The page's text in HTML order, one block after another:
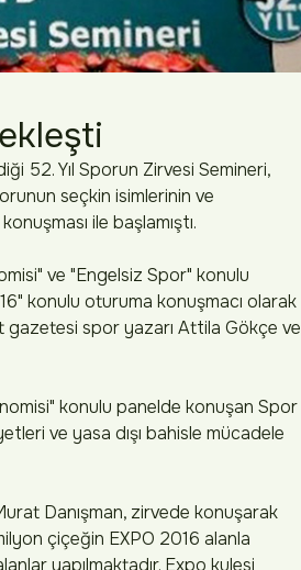
52. Yıl Sporun Zirvesi Semineri,
seçkin isimlerinin ve
ile başlamıştı.
ve "Engelsiz Spor" konulu
konulu oturuma konuşmacı olarak
gazetesi spor yazarı Attila Gökçe ve
konulu panelde konuşan Spor
ve yasa dışı bahisle mücadele
Danışman, zirvede konuşarak
çiçeğin EXPO 2016 alanla
yapılmaktadır. Expo kulesi